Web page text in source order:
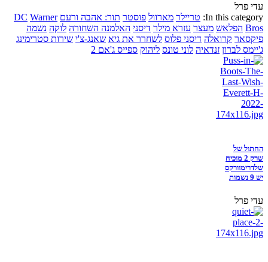
עדי פרל
In this category: טריילר מארוול פוסטר תור: אהבה ורעם DC Warner
Bros הפלאש מעצר עזרא מילר דיסני האלמנה השחורה לוקה נשמה
פיקסאר קרואלה דיסני פלוס לשחרר את גיא שאנג-צ'י שירות סטרימינג
ג'יימס לברון זנדאיה לוני טונס ליהוק ספייס ג'אם 2
החתול של
שרק 2 מוכיח
שלדרימוורקס
יש 9 נשמות
עדי פרל